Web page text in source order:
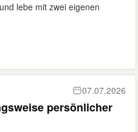
lebe mit zwei eigenen
07.07.2026
persönlicher